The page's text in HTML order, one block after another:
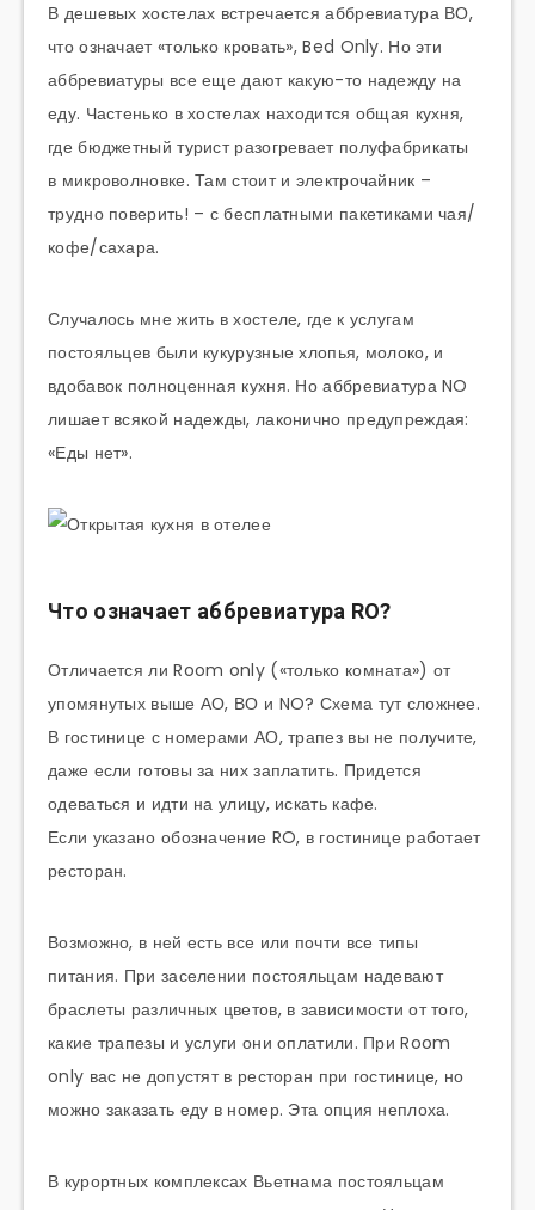
В дешевых хостелах встречается аббревиатура ВО,
что означает «только кровать», Bed Only. Но эти
аббревиатуры все еще дают какую-то надежду на
еду. Частенько в хостелах находится общая кухня,
где бюджетный турист разогревает полуфабрикаты
в микроволновке. Там стоит и электрочайник –
трудно поверить! – с бесплатными пакетиками чая/
кофе/сахара.
Случалось мне жить в хостеле, где к услугам
постояльцев были кукурузные хлопья, молоко, и
вдобавок полноценная кухня. Но аббревиатура NO
лишает всякой надежды, лаконично предупреждая:
«Еды нет».
Что означает аббревиатура RO?
Отличается ли Room only («только комната») от
упомянутых выше АО, ВО и NO? Схема тут сложнее.
В гостинице с номерами АО, трапез вы не получите,
даже если готовы за них заплатить. Придется
одеваться и идти на улицу, искать кафе.
Если указано обозначение RO, в гостинице работает
ресторан.
Возможно, в ней есть все или почти все типы
питания. При заселении постояльцам надевают
браслеты различных цветов, в зависимости от того,
какие трапезы и услуги они оплатили. При Room
only вас не допустят в ресторан при гостинице, но
можно заказать еду в номер. Эта опция неплоха.
В курортных комплексах Вьетнама постояльцам